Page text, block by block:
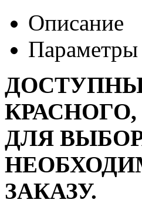
Описание
Параметры
ДЛЯ
ЗАКАЗУ.